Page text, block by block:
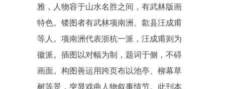
雅，人物容于山水名胜之间，有武林版画
特色。镂图者有武林项南洲、歙县汪成甫
等人。项南洲代表浙杭一派，汪成甫则为
徽派。插图以对幅为制，题词于侧，不碍
画面。构图善运用跨页布以池亭、柳幕草
树等景，突显戏曲人物叙事情节。此刊本